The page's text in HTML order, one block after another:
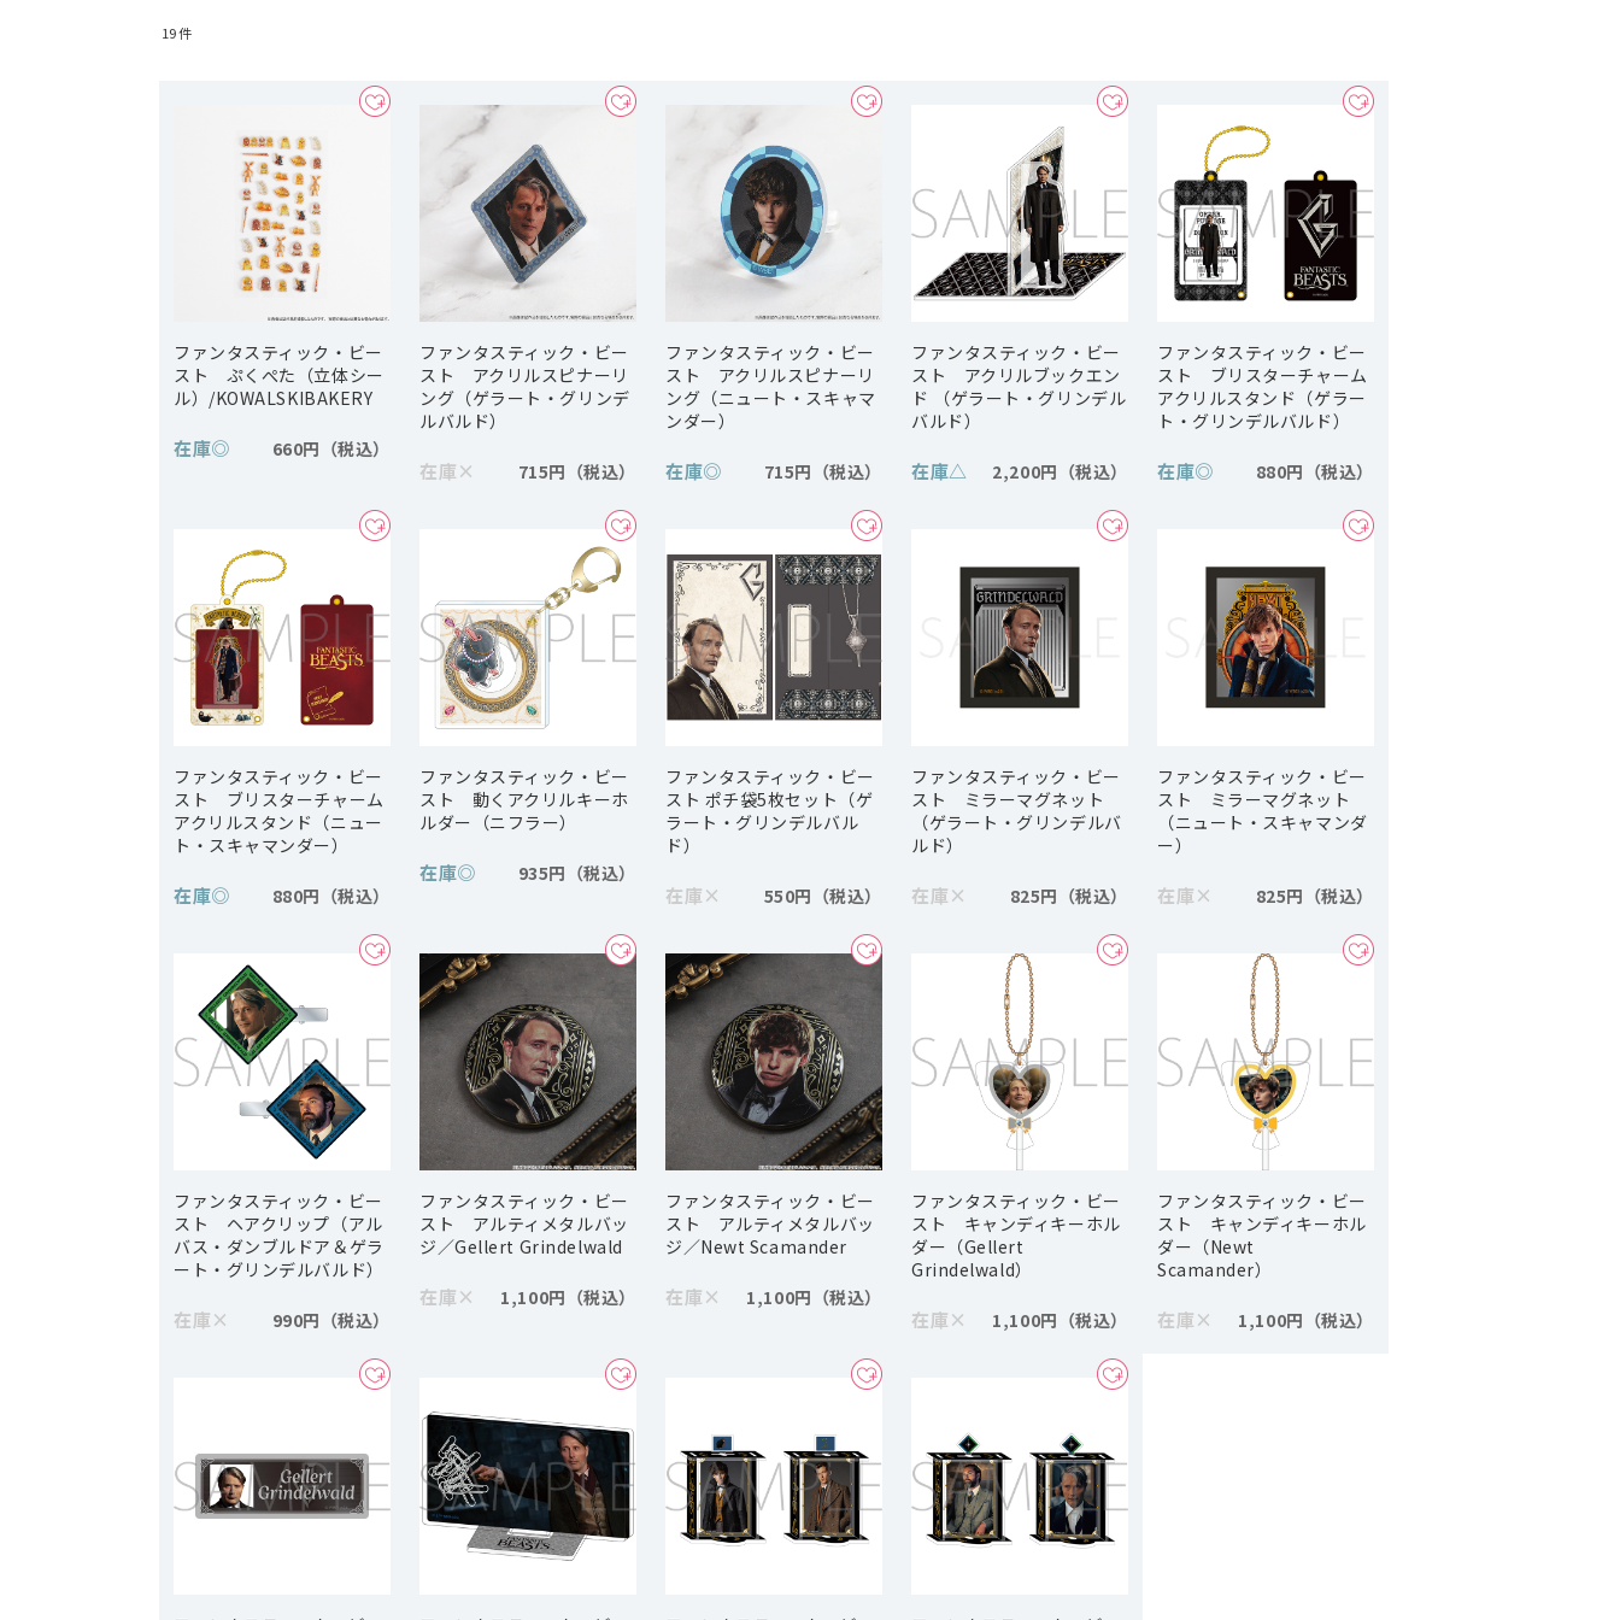
19件
ファンタスティック・ビー
スト ぷくぺた（立体シー
ル）/KOWALSKIBAKERY
在庫◎ 660円
ファンタスティック・ビー
スト アクリルスピナーリ
ング（ゲラート・グリンデ
ルバルド）
在庫× 715円
ファンタスティック・ビー
スト アクリルスピナーリ
ング（ニュート・スキャマ
ンダー）
在庫◎ 715円
ファンタスティック・ビー
スト アクリルブックエン
ド （ゲラート・グリンデル
バルド）
在庫△ 2,200円
ファンタスティック・ビー
スト ブリスターチャーム
アクリルスタンド（ゲラー
ト・グリンデルバルド）
在庫◎ 880円
ファンタスティック・ビー
スト ブリスターチャーム
アクリルスタンド（ニュー
ト・スキャマンダー）
在庫◎ 880円
ファンタスティック・ビー
スト 動くアクリルキーホ
ルダー（ニフラー）
在庫◎ 935円
ファンタスティック・ビー
スト ポチ袋5枚セット（ゲ
ラート・グリンデルバル
ド）
在庫× 550円
ファンタスティック・ビー
スト ミラーマグネット
（ゲラート・グリンデルバ
ルド）
在庫× 825円
ファンタスティック・ビー
スト ミラーマグネット
（ニュート・スキャマンダ
ー）
在庫× 825円
ファンタスティック・ビー
スト ヘアクリップ（アル
バス・ダンブルドア＆ゲラ
ート・グリンデルバルド）
在庫× 990円
ファンタスティック・ビー
スト アルティメタルバッ
ジ／Gellert Grindelwald
在庫× 1,100円
ファンタスティック・ビー
スト アルティメタルバッ
ジ／Newt Scamander
在庫× 1,100円
ファンタスティック・ビー
スト キャンディキーホル
ダー（Gellert
Grindelwald）
在庫× 1,100円
ファンタスティック・ビー
スト キャンディキーホル
ダー（Newt
Scamander）
在庫× 1,100円